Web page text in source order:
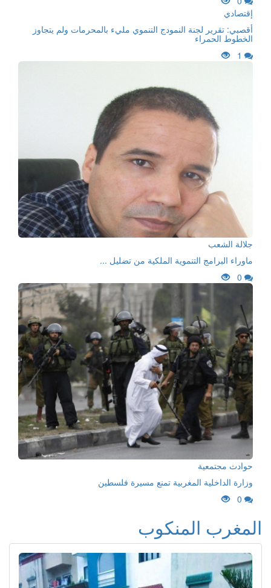
إقتصادي
أقصبي: تقرير لجنة النمودج التنموي مليء بالمحرمات ولم يتجاوز
الخطوط الحمراء
جلالة الشعب
ماوراء البرامج التنموية الملكية من تضليل ...
حوادث مجتمعية
وزارة الداخلية المغربية تمنع مسيرة فلسطين
المغرب المنكوب